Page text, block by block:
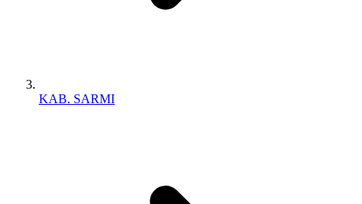
KAB. SARMI